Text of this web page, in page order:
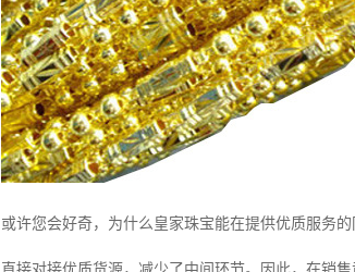
或许您会好奇，为什么皇家珠宝能在提供优质服务